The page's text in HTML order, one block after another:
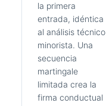
la primera
entrada, idéntica
al análisis técnico
minorista. Una
secuencia
martingale
limitada crea la
firma conductual